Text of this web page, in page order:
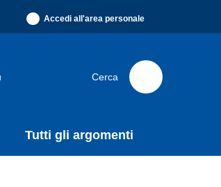
Accedi all'area personale
Cerca
Tutti gli argomenti